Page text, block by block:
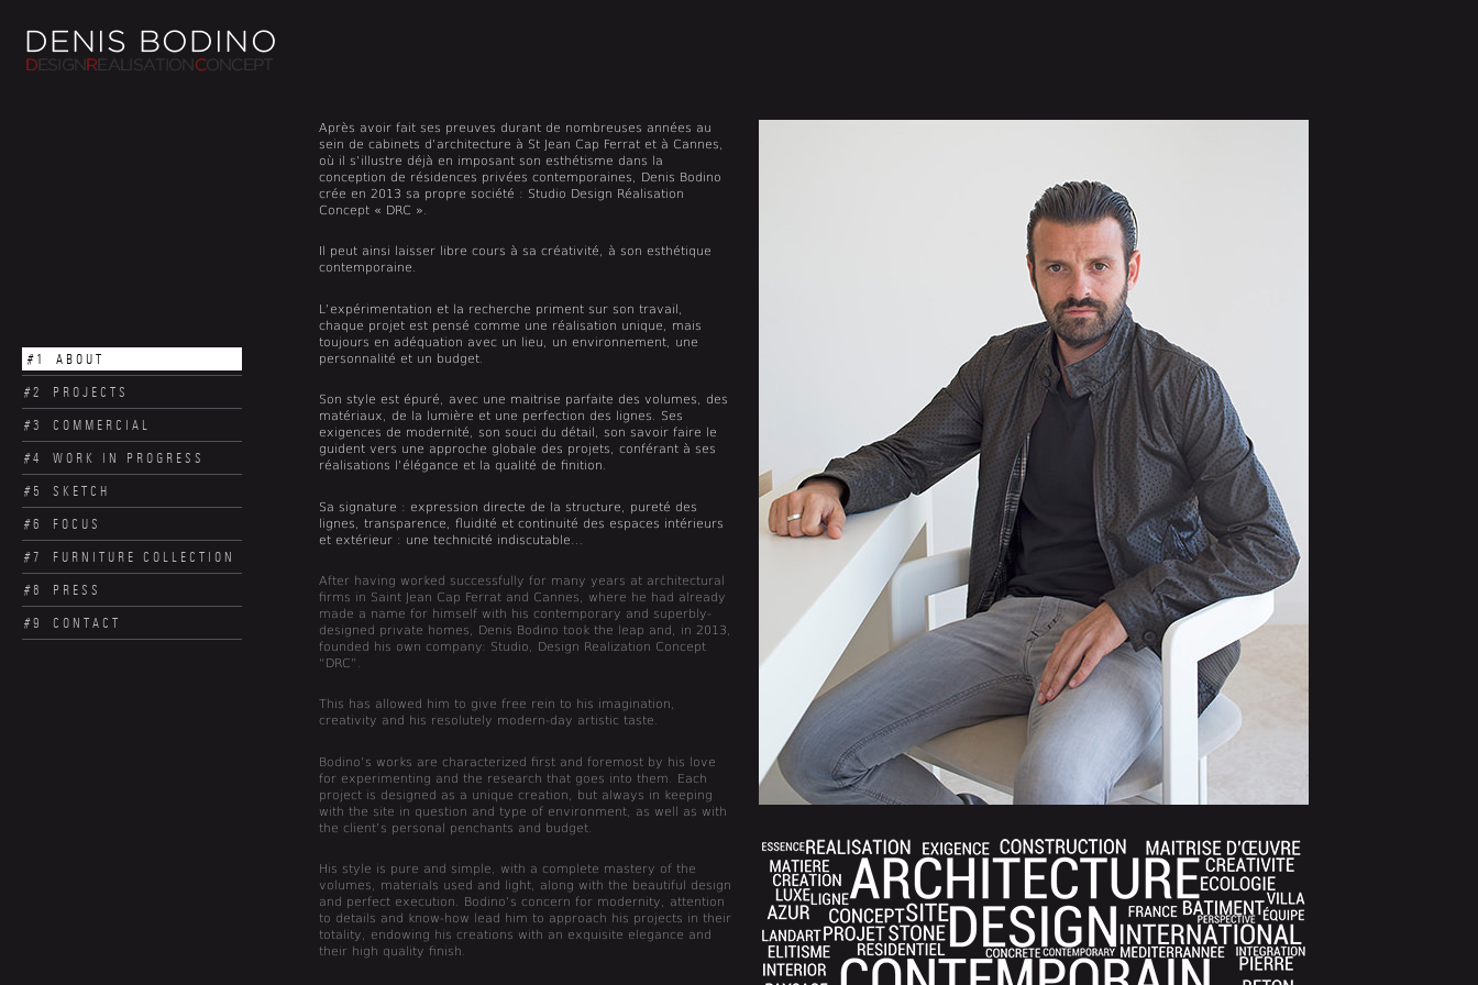
#1
ABOUT
#2
PROJECTS
#3
COMMERCIAL
#4
WORK IN PROGRESS
#5
SKETCH
#6
FOCUS
#7
FURNITURE COLLECTION
#8
PRESS
#9
CONTACT
Après avoir fait ses preuves durant de nombreuses années au
sein de cabinets d’architecture à St Jean Cap Ferrat et à Cannes,
où il s’illustre déjà en imposant son esthétisme dans la
conception de résidences privées contemporaines, Denis Bodino
crée en 2013 sa propre société : Studio Design Réalisation
Concept « DRC ».
Il peut ainsi laisser libre cours à sa créativité, à son esthétique
contemporaine.
L’expérimentation et la recherche priment sur son travail,
chaque projet est pensé comme une réalisation unique, mais
toujours en adéquation avec un lieu, un environnement, une
personnalité et un budget.
Son style est épuré, avec une maitrise parfaite des volumes, des
matériaux, de la lumière et une perfection des lignes. Ses
exigences de modernité, son souci du détail, son savoir faire le
guident vers une approche globale des projets, conférant à ses
réalisations l’élégance et la qualité de finition.
Sa signature : expression directe de la structure, pureté des
lignes, transparence, fluidité et continuité des espaces intérieurs
et extérieur : une technicité indiscutable…
After having worked successfully for many years at architectural
firms in Saint Jean Cap Ferrat and Cannes, where he had already
made a name for himself with his contemporary and superbly-
designed private homes, Denis Bodino took the leap and, in 2013,
founded his own company: Studio, Design Realization Concept
“DRC”.
This has allowed him to give free rein to his imagination,
creativity and his resolutely modern-day artistic taste.
Bodino’s works are characterized first and foremost by his love
for experimenting and the research that goes into them. Each
project is designed as a unique creation, but always in keeping
with the site in question and type of environment, as well as with
the client’s personal penchants and budget.
His style is pure and simple, with a complete mastery of the
volumes, materials used and light, along with the beautiful design
and perfect execution. Bodino’s concern for modernity, attention
to details and know-how lead him to approach his projects in their
totality, endowing his creations with an exquisite elegance and
their high quality finish.